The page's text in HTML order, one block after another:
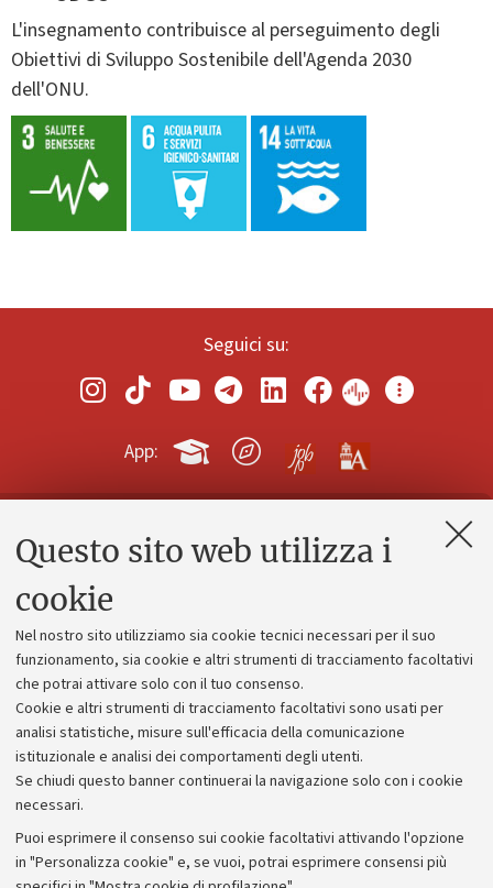
Questo sito web utilizza i
cookie
Nel nostro sito utilizziamo sia cookie tecnici necessari per il suo
funzionamento, sia cookie e altri strumenti di tracciamento facoltativi
che potrai attivare solo con il tuo consenso.
Cookie e altri strumenti di tracciamento facoltativi sono usati per
analisi statistiche, misure sull'efficacia della comunicazione
istituzionale e analisi dei comportamenti degli utenti.
Se chiudi questo banner continuerai la navigazione solo con i cookie
necessari.
Puoi esprimere il consenso sui cookie facoltativi attivando l'opzione
in "Personalizza cookie" e, se vuoi, potrai esprimere consensi più
L'insegnamento contribuisce al perseguimento degli
Obiettivi di Sviluppo Sostenibile dell'Agenda 2030
dell'ONU.
Seguici su:
App:
Contatti e PEC
Alumni community
Piano strategico
Bilanci
Donazioni e 5x1000
Bandi, gare e concorsi
Albo online